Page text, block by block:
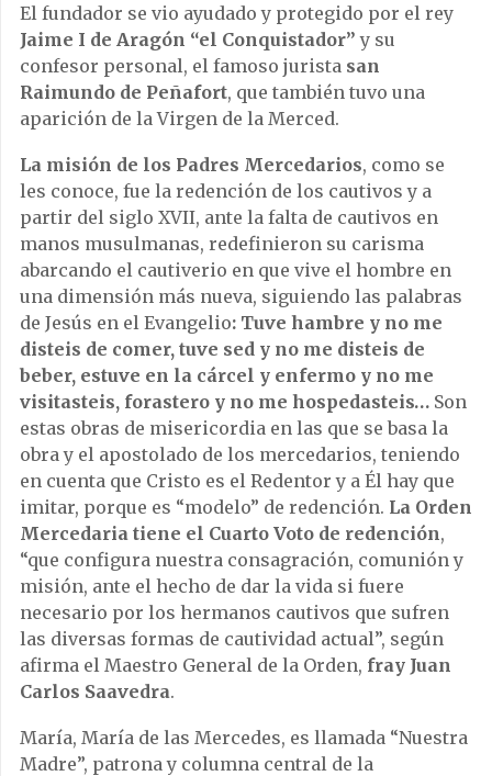
El fundador se vio ayudado y protegido por el rey
Jaime I de Aragón “el Conquistador” y su
confesor personal, el famoso jurista san
Raimundo de Peñafort, que también tuvo una
aparición de la Virgen de la Merced.
La misión de los Padres Mercedarios, como se
les conoce, fue la redención de los cautivos y a
partir del siglo XVII, ante la falta de cautivos en
manos musulmanas, redefinieron su carisma
abarcando el cautiverio en que vive el hombre en
una dimensión más nueva, siguiendo las palabras
de Jesús en el Evangelio: Tuve hambre y no me
disteis de comer, tuve sed y no me disteis de
beber, estuve en la cárcel y enfermo y no me
visitasteis, forastero y no me hospedasteis… Son
estas obras de misericordia en las que se basa la
obra y el apostolado de los mercedarios, teniendo
en cuenta que Cristo es el Redentor y a Él hay que
imitar, porque es “modelo” de redención. La Orden
Mercedaria tiene el Cuarto Voto de redención,
“que configura nuestra consagración, comunión y
misión, ante el hecho de dar la vida si fuere
necesario por los hermanos cautivos que sufren
las diversas formas de cautividad actual”, según
afirma el Maestro General de la Orden, fray Juan
Carlos Saavedra.
María, María de las Mercedes, es llamada “Nuestra
Madre”, patrona y columna central de la